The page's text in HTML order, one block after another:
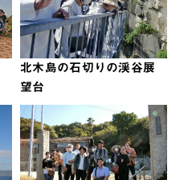
北木島の石切りの渓谷展
望台